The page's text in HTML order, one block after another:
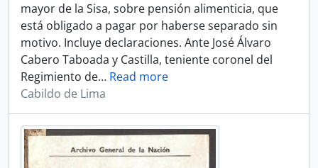
mayor de la Sisa, sobre pensión alimenticia, que
está obligado a pagar por haberse separado sin
motivo. Incluye declaraciones. Ante José Álvaro
Cabero Taboada y Castilla, teniente coronel del
Regimiento de… Read more
Cabildo de Lima